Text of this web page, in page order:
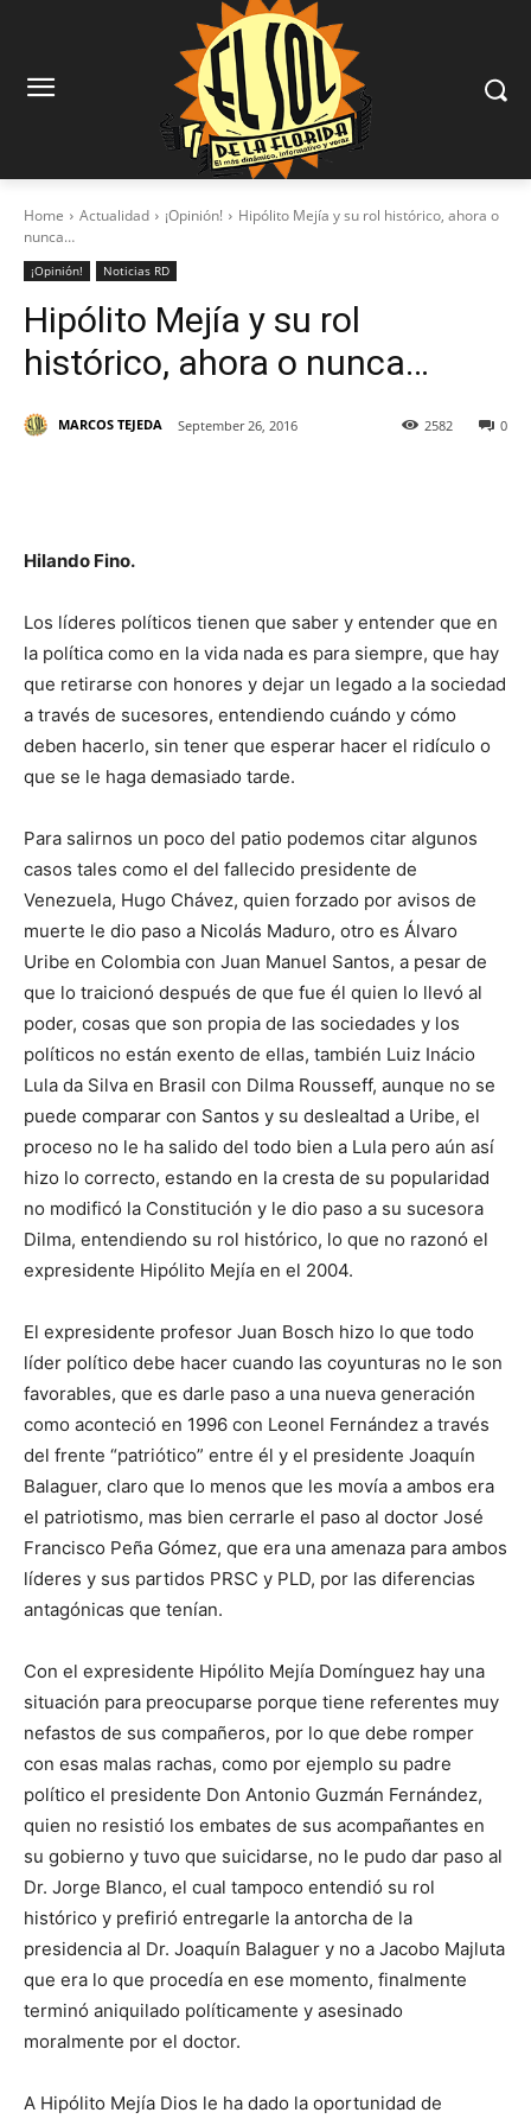
Home Actualidad ¡Opinión!
Hipólito Mejía y su rol histórico, ahora o
nunca…
¡Opinión! Noticias RD
Hipólito Mejía y su rol
histórico, ahora o nunca…
MARCOS TEJEDA September 26, 2016 0
2582
Hilando Fino.
Los líderes políticos tienen que saber y entender que en
la política como en la vida nada es para siempre, que hay
que retirarse con honores y dejar un legado a la sociedad
a través de sucesores, entendiendo cuándo y cómo
deben hacerlo, sin tener que esperar hacer el ridículo o
que se le haga demasiado tarde.
Para salirnos un poco del patio podemos citar algunos
casos tales como el del fallecido presidente de
Venezuela, Hugo Chávez, quien forzado por avisos de
muerte le dio paso a Nicolás Maduro, otro es Álvaro
Uribe en Colombia con Juan Manuel Santos, a pesar de
que lo traicionó después de que fue él quien lo llevó al
poder, cosas que son propia de las sociedades y los
políticos no están exento de ellas, también Luiz Inácio
Lula da Silva en Brasil con Dilma Rousseff, aunque no se
puede comparar con Santos y su deslealtad a Uribe, el
proceso no le ha salido del todo bien a Lula pero aún así
hizo lo correcto, estando en la cresta de su popularidad
no modificó la Constitución y le dio paso a su sucesora
Dilma, entendiendo su rol histórico, lo que no razonó el
expresidente Hipólito Mejía en el 2004.
El expresidente profesor Juan Bosch hizo lo que todo
líder político debe hacer cuando las coyunturas no le son
favorables, que es darle paso a una nueva generación
como aconteció en 1996 con Leonel Fernández a través
del frente “patriótico” entre él y el presidente Joaquín
Balaguer, claro que lo menos que les movía a ambos era
el patriotismo, mas bien cerrarle el paso al doctor José
Francisco Peña Gómez, que era una amenaza para ambos
líderes y sus partidos PRSC y PLD, por las diferencias
antagónicas que tenían.
Con el expresidente Hipólito Mejía Domínguez hay una
situación para preocuparse porque tiene referentes muy
nefastos de sus compañeros, por lo que debe romper
con esas malas rachas, como por ejemplo su padre
político el presidente Don Antonio Guzmán Fernández,
quien no resistió los embates de sus acompañantes en
su gobierno y tuvo que suicidarse, no le pudo dar paso al
Dr. Jorge Blanco, el cual tampoco entendió su rol
histórico y prefirió entregarle la antorcha de la
presidencia al Dr. Joaquín Balaguer y no a Jacobo Majluta
que era lo que procedía en ese momento, finalmente
terminó aniquilado políticamente y asesinado
moralmente por el doctor.
A Hipólito Mejía Dios le ha dado la oportunidad de